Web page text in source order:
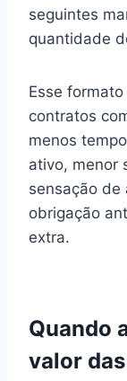
seguintes
quantidade
Esse
contratos
menos
ativo, menor
sensação de
obrigação
extra.
Quando
valor